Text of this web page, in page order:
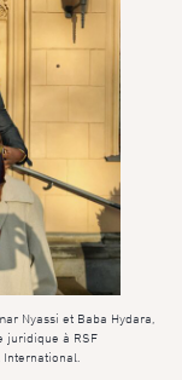
Nyassi et Baba Hydara,
juridique à RSF